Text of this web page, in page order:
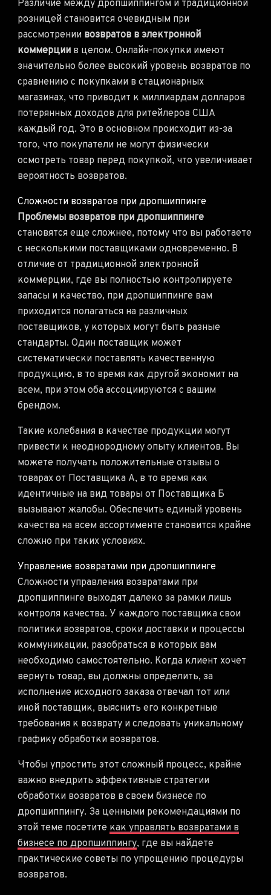
Различие между дропшиппингом и традиционной
розницей становится очевидным при
рассмотрении возвратов в электронной
коммерции в целом. Онлайн-покупки имеют
значительно более высокий уровень возвратов по
сравнению с покупками в стационарных
магазинах, что приводит к миллиардам долларов
потерянных доходов для ритейлеров США
каждый год. Это в основном происходит из-за
того, что покупатели не могут физически
осмотреть товар перед покупкой, что увеличивает
вероятность возвратов.
Сложности возвратов при дропшиппинге
Проблемы возвратов при дропшиппинге
становятся еще сложнее, потому что вы работаете
с несколькими поставщиками одновременно. В
отличие от традиционной электронной
коммерции, где вы полностью контролируете
запасы и качество, при дропшиппинге вам
приходится полагаться на различных
поставщиков, у которых могут быть разные
стандарты. Один поставщик может
систематически поставлять качественную
продукцию, в то время как другой экономит на
всем, при этом оба ассоциируются с вашим
брендом.
Такие колебания в качестве продукции могут
привести к неоднородному опыту клиентов. Вы
можете получать положительные отзывы о
товарах от Поставщика А, в то время как
идентичные на вид товары от Поставщика Б
вызывают жалобы. Обеспечить единый уровень
качества на всем ассортименте становится крайне
сложно при таких условиях.
Управление возвратами при дропшиппинге
Сложности управления возвратами при
дропшиппинге выходят далеко за рамки лишь
контроля качества. У каждого поставщика свои
политики возвратов, сроки доставки и процессы
коммуникации, разобраться в которых вам
необходимо самостоятельно. Когда клиент хочет
вернуть товар, вы должны определить, за
исполнение исходного заказа отвечал тот или
иной поставщик, выяснить его конкретные
требования к возврату и следовать уникальному
графику обработки возвратов.
Чтобы упростить этот сложный процесс, крайне
важно внедрить эффективные стратегии
обработки возвратов в своем бизнесе по
дропшиппингу. За ценными рекомендациями по
этой теме посетите как управлять возвратами в
бизнесе по дропшиппингу, где вы найдете
практические советы по упрощению процедуры
возвратов.